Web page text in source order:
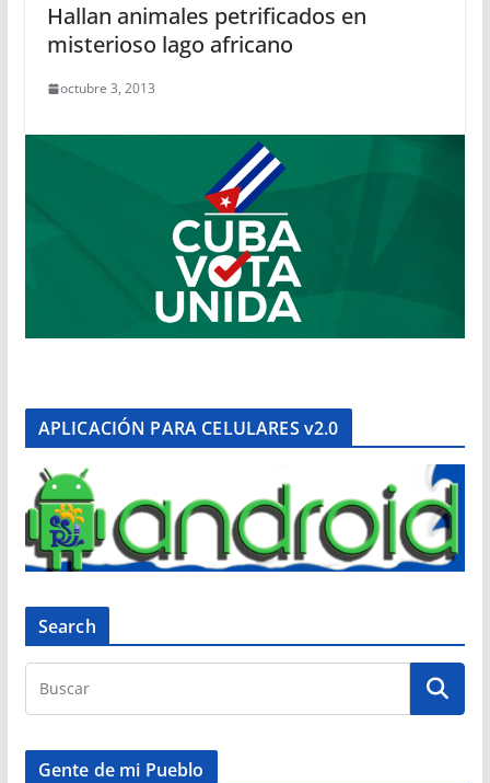
Hallan animales petrificados en
misterioso lago africano
octubre 3, 2013
APLICACIÓN PARA CELULARES v2.0
Search
Gente de mi Pueblo